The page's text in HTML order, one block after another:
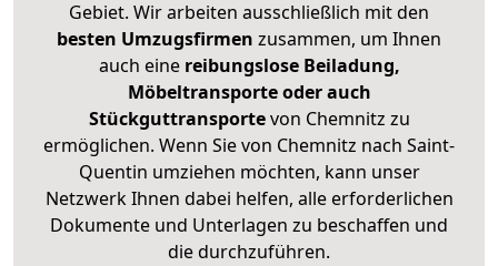
Gebiet. Wir arbeiten ausschließlich mit den
besten Umzugsfirmen zusammen, um Ihnen
auch eine reibungslose Beiladung,
Möbeltransporte oder auch
Stückguttransportevon Chemnitz zu
ermöglichen. Wenn Sie von Chemnitz nach Saint-
Quentin umziehen möchten, kann unser
Netzwerk Ihnen dabei helfen, alle erforderlichen
Dokumente und Unterlagen zu beschaffen und
die durchzuführen.